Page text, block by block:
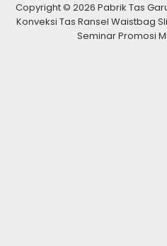
Copyright © 2026 Pabrik Tas
Konveksi Tas Ransel Waistbag
Seminar Promosi